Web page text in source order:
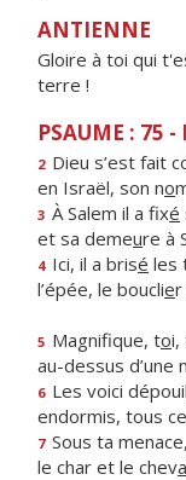
ANTIENNE
Gloire à toi qui
terre !
PSAUME : 75 - I
2 Dieu s’est fait
en Israël, son no
3 À Salem il a fixé
et sa demeure à
4 Ici, il a brisé les
l’épée, le bouclier
5 Magnifique, toi,
au-dessus d’une
6 Les voici
endormis, tous
7 Sous ta
le char et le cheva